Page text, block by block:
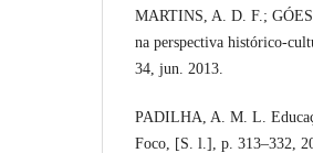
MARTINS, A. D. F.;
na perspectiva histórico-
34, jun. 2013.
PADILHA, A. M. L.
Foco, [S. l.], p. 313–332,